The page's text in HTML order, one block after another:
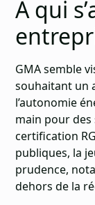
À qui
GMA semble
souhaitant un
l’autonomie
main pour
certification
publiques, la
prudence,
dehors de la